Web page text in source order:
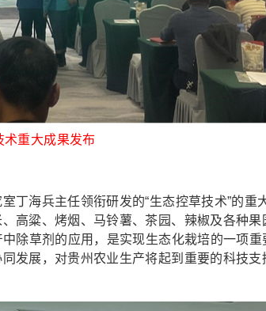
术重大成果发布
海兵主任领衔研发的“生态控草技术”的重
高粱、烤烟、马铃薯、茶园、辣椒及各种果
除草剂的应用，是实现生态化栽培的一项重
发展，对贵州农业生产将起到重要的科技支